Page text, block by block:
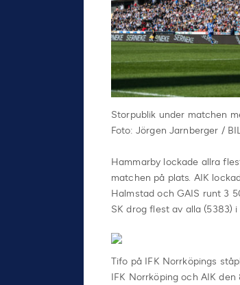
Storpublik under matchen
Foto: Jörgen Jarnberger /
Hammarby lockade allra
matchen på plats. AIK
Halmstad och GAIS runt 3
SK drog flest av alla (5383)
Tifo på IFK Norrköpings
IFK Norrköping och AIK